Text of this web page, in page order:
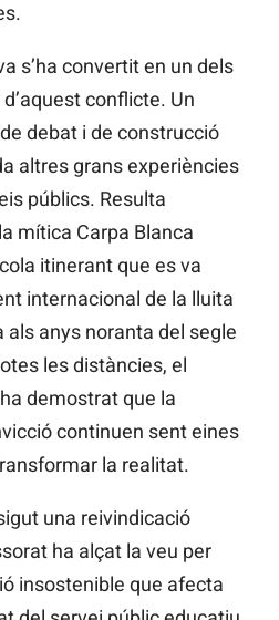
s’ha convertit en un dels
conflicte. Un
debat i de construcció
altres grans experiències
públics. Resulta
mítica Carpa Blanca
itinerant que es va
internacional de la lluita
als anys noranta del segle
les distàncies, el
demostrat que la
continuen sent eines
la realitat.
una reivindicació
ha alçat la veu per
insostenible que afecta